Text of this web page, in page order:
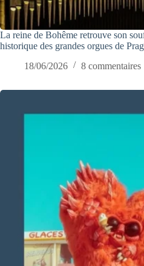
La reine de Bohême retrouve son
historique des grandes orgues de
18/06/2026
8 commentaires